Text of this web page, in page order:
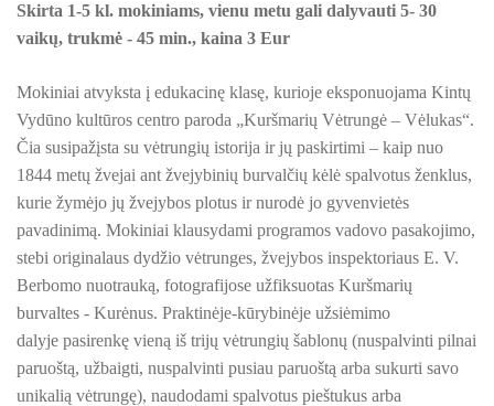
Kultūros pasas
NVŠ
Veiklos planas
KILNOJAMOJI Emalio darbų paroda KLAIPĖDOS
ŠILUTĖS ŽRVVG ,,ŽUVĖJŲ KRAŠTAS" PROJEKTAS 2025/
KULTŪROS MINISTERIJOS PROJEKTAS ''KODAS:
KPD PROJEKTAS ,,MAŽOSIOS LIETUVOS MOKYKLA-
Kultūros pasas
ŽUVININKAI IR ŽUVYS
SUKURK IR NUSPALVINK VĖTRUNGĖLĘ
KURŠMARIŲ VĖTRUNGĖS-VĖLUKAI
ŽAISMINGAI APIE FILOSOFIJĄ IR JUSLES
PALIESK-PAMATYK-IŠGIRSK Vydūno muziejuje
AKTYVIAI APIE VYDŪNĄ
VYDŪNAS. UŽAUGAU MAŽOJOJE LIETUVOJE
JUDĖK DAUGIAU, KVĖPUOK LAISVIAU
MILŽINO SAGA
MEŠKERYS
Skirta 1-5 kl. mokiniams, vienu metu gali dalyvauti 5- 30
vaikų, trukmė - 45 min., kaina 3 Eur
Mokiniai atvyksta į edukacinę klasę, kurioje eksponuojama Kintų
Vydūno kultūros centro paroda „Kuršmarių Vėtrungė – Vėlukas“.
Čia susipažįsta su vėtrungių istorija ir jų paskirtimi – kaip nuo
1844 metų žvejai ant žvejybinių burvalčių kėlė spalvotus ženklus,
kurie žymėjo jų žvejybos plotus ir nurodė jo gyvenvietės
pavadinimą. Mokiniai klausydami programos vadovo pasakojimo,
stebi originalaus dydžio vėtrunges, žvejybos inspektoriaus E. V.
Berbomo nuotrauką, fotografijose užfiksuotas Kuršmarių
burvaltes - Kurėnus. Praktinėje-kūrybinėje užsiėmimo
dalyje pasirenkę vieną iš trijų vėtrungių šablonų (nuspalvinti pilnai
paruoštą, užbaigti, nuspalvinti pusiau paruoštą arba sukurti savo
unikalią vėtrungę), naudodami spalvotus pieštukus arba